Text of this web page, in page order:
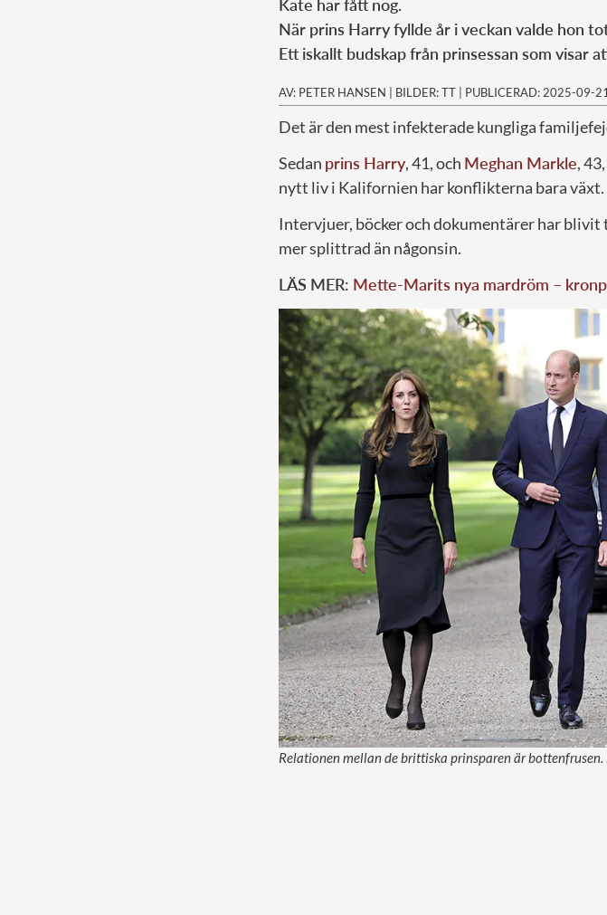
Kate har fått nog.
När prins Harry fyllde år i veckan valde hon
Ett iskallt budskap från prinsessan som visar
AV: PETER HANSEN | BILDER: TT | PUBLICERAD: 2025-09-21
Det är den mest infekterade kungliga
Sedan prins Harry, 41, och Meghan Markle,
nytt liv i Kalifornien har konflikterna bara växt.
Intervjuer, böcker och dokumentärer har blivit
mer splittrad än någonsin.
LÄS MER: Mette-Marits nya mardröm –
Relationen mellan de brittiska prinsparen är bottenfrusen.